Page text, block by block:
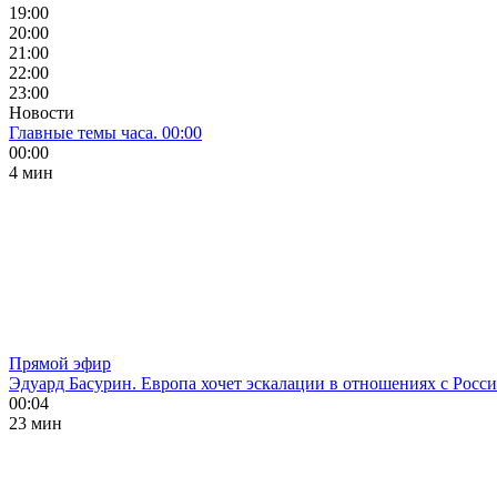
19:00
20:00
21:00
22:00
23:00
Новости
Главные темы часа. 00:00
00:00
4 мин
Прямой эфир
Эдуард Басурин. Европа хочет эскалации в отношениях с
00:04
23 мин